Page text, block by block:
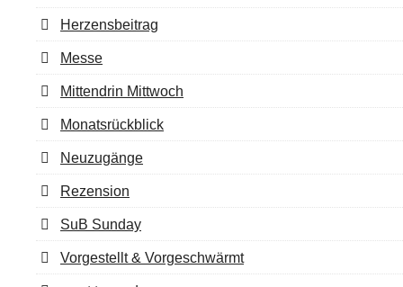
Herzensbeitrag
Messe
Mittendrin Mittwoch
Monatsrückblick
Neuzugänge
Rezension
SuB Sunday
Vorgestellt & Vorgeschwärmt